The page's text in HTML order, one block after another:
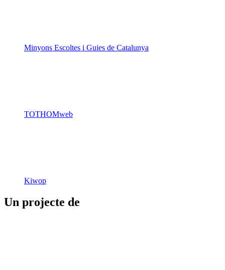
Minyons Escoltes i Guies de Catalunya
TOTHOMweb
Kiwop
Un projecte de